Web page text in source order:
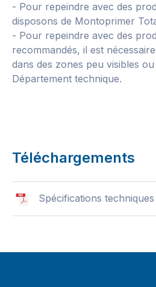
- Pour repeindre avec des
disposons de Montoprimer
- Pour repeindre avec des
recommandés, il est
dans des zones peu visibles
Département technique.
Téléchargements
Spécifications techniques